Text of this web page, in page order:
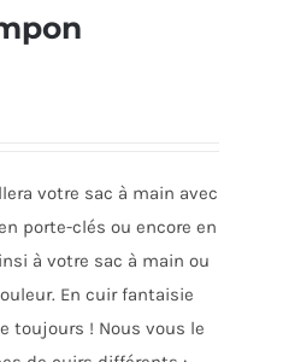
votre sac à main avec
porte-clés ou encore en
à votre sac à main ou
En cuir fantaisie
toujours ! Nous vous le